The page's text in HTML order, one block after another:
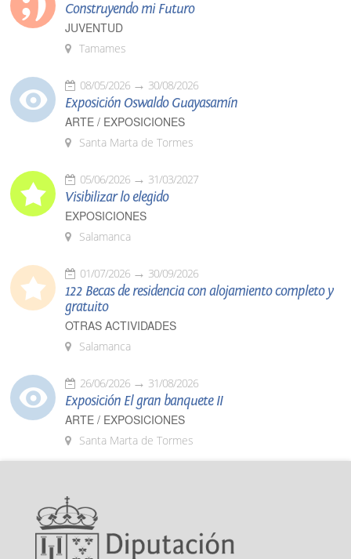
Construyendo mi Futuro
JUVENTUD
Tamames
08/05/2026 30/08/2026
Exposición Oswaldo Guayasamín
ARTE / EXPOSICIONES
Santa Marta de Tormes
05/06/2026 31/03/2027
Visibilizar lo elegido
EXPOSICIONES
Salamanca
01/07/2026 30/09/2026
122 Becas de residencia con alojamiento completo y
gratuito
OTRAS ACTIVIDADES
Salamanca
26/06/2026 31/08/2026
Exposición El gran banquete II
ARTE / EXPOSICIONES
Santa Marta de Tormes